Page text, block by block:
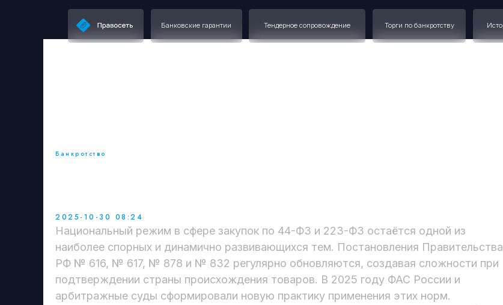
Торги по банкротству
Тендерное сопровождение
Банковские гарантии
Банкротство
2025-10-30 08:24
Национальный режим в сфере закупок по 44-ФЗ и 223-ФЗ остаётся одной из
наиболее спорных и динамично развивающихся тем. Постановления Правительства
РФ № 616, № 617, № 878 и № 832 регулярно обновляются, создавая сложности при
подтверждении страны происхождения товаров. В 2025 году ФАС России и
арбитражные суды сформировали новую практику применения этих норм.